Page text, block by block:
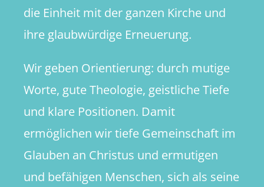
die Einheit mit der ganzen Kirche und
ihre glaubwürdige Erneuerung.
Wir geben Orientierung: durch mutige
Worte, gute Theologie, geistliche Tiefe
und klare Positionen. Damit
ermöglichen wir tiefe Gemeinschaft im
Glauben an Christus und ermutigen
und befähigen Menschen, sich als seine